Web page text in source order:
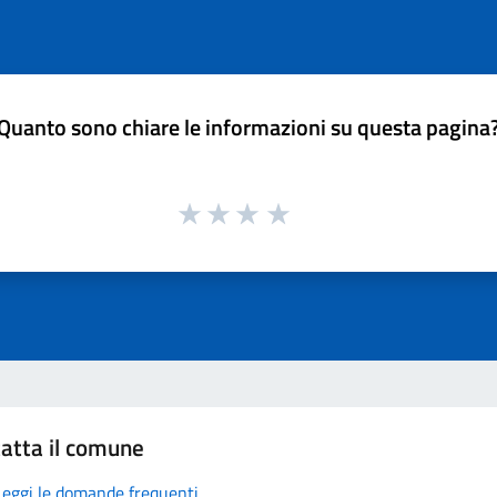
sono chiare le informazioni su questa
il comune